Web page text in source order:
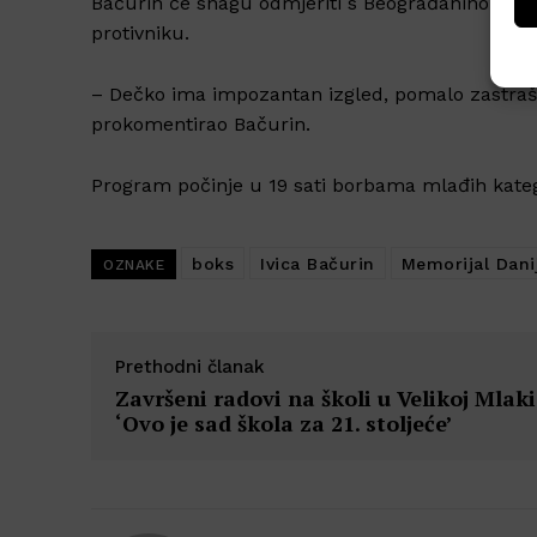
protivniku.
– Dečko ima impozantan izgled, pomalo
prokomentirao Bačurin.
Program počinje u 19 sati borbama mlađih
OZNAKE boks Ivica Bačurin Memorijal
Prethodni članak
Završeni radovi na školi u Velikoj
‘Ovo je sad škola za 21. stoljeće’